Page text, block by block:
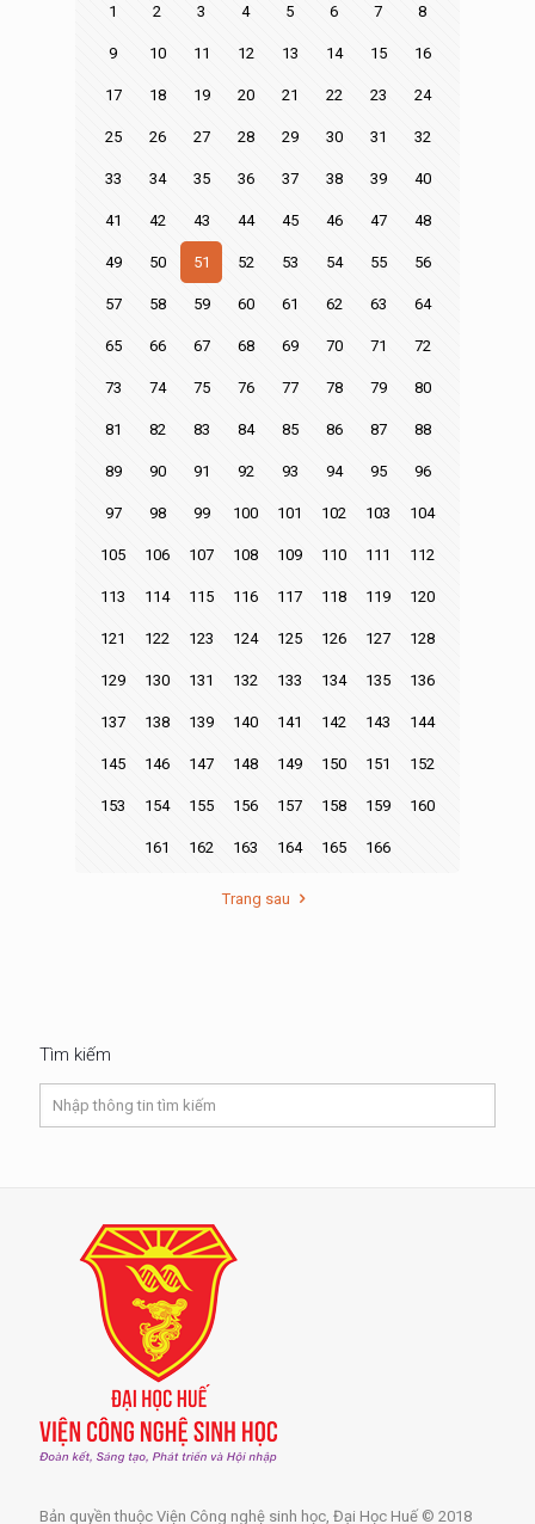
1 2 3 4 5 6 7 8
9 10 11 12 13 14 15 16
17 18 19 20 21 22 23 24
25 26 27 28 29 30 31 32
33 34 35 36 37 38 39 40
41 42 43 44 45 46 47 48
49 50 51 52 53 54 55 56
57 58 59 60 61 62 63 64
65 66 67 68 69 70 71 72
73 74 75 76 77 78 79 80
81 82 83 84 85 86 87 88
89 90 91 92 93 94 95 96
97 98 99 100 101 102 103 104
105 106 107 108 109 110 111 112
113 114 115 116 117 118 119 120
121 122 123 124 125 126 127 128
129 130 131 132 133 134 135 136
137 138 139 140 141 142 143 144
145 146 147 148 149 150 151 152
153 154 155 156 157 158 159 160
161 162 163 164 165 166
Trang sau
Tìm kiếm
Bản quyền thuộc Viện Công nghệ sinh học, Đại Học Huế © 2018